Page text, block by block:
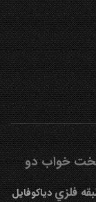
خواب دو
فلزيدیاکوفایل